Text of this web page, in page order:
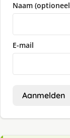
Naam
E-mail
Aanmelden